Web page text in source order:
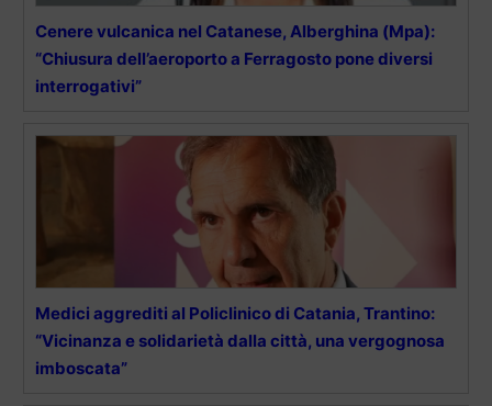
Cenere vulcanica nel Catanese, Alberghina (Mpa):
“Chiusura dell’aeroporto a Ferragosto pone diversi
interrogativi”
Medici aggrediti al Policlinico di Catania, Trantino:
“Vicinanza e solidarietà dalla città, una vergognosa
imboscata”